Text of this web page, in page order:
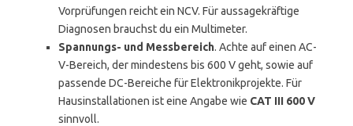
Vorprüfungen reicht ein NCV. Für aussagekräftige
Diagnosen brauchst du ein Multimeter.
Spannungs- und Messbereich. Achte auf einen AC-
V-Bereich, der mindestens bis 600 V geht, sowie auf
passende DC-Bereiche für Elektronikprojekte. Für
Hausinstallationen ist eine Angabe wie CAT III 600 V
sinnvoll.